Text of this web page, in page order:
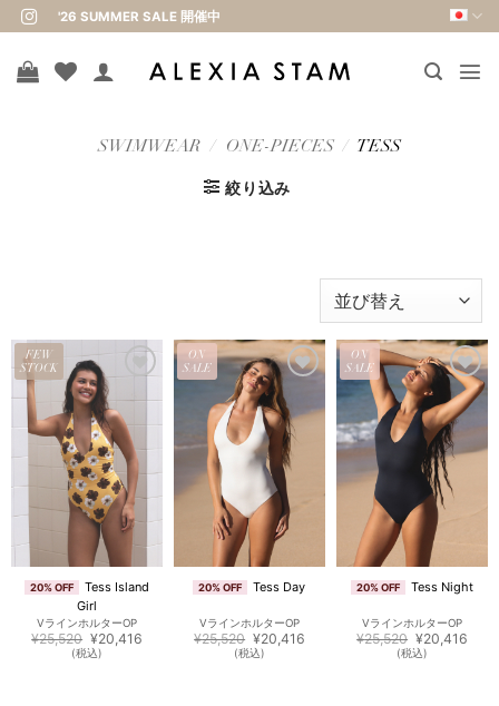
Skip
to
content
'26 SUMMER SALE 開催中
SWIMWEAR / ONE-PIECES / TESS
絞り込み
FEW
STOCK
に入
20% OFF
Tess Island
Girl
VラインホルターOP
¥25,520 元
の
価
¥20,416現
(税込)
ON
SALE
りに
追加
20% OFF Tess Day
VラインホルターOP
¥25,520 元
の
価
¥20,416現
(税込)
ON
SALE
お気
に入
りに
追加
20% OFF Tess Night
VラインホルターOP
¥25,520 元
の
価
¥20,416現
(税込)